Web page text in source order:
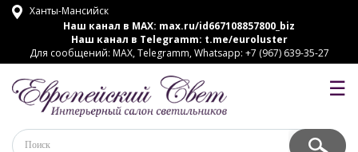
Ханты-Мансийск
Наш канал в MAX: max.ru/id667108857800_biz
Наш канал в Telegramm: t.me/euroluster
Для сообщений: MAX, Telegramm, Whatsapp: +7 (967) 639-35-27
☰